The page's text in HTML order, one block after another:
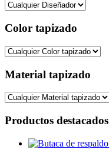
Color tapizado
Material tapizado
Productos destacados